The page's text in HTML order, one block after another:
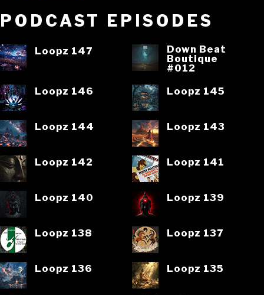
PODCAST EPISODES
Loopz 147
Down Beat
Boutique
#012
Loopz 146
Loopz 145
Loopz 144 Loopz 143
Loopz 142 Loopz 141
Loopz 140 Loopz 139
Loopz 138 Loopz 137
Loopz 136 Loopz 135